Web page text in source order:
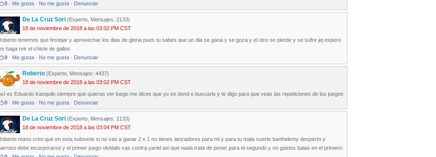
0 · Me gusta · No me gusta · Denunciar
De La Cruz Sori (Experto, Mensajes: 2133)
18 de noviembre de 2018 a las 03:02 PM CST
tenemos que festejar y aprovechar los dias de gloria pues tu sabes que un dia se gana y se goza y el otro se pierde y se sufre jej espero
haga reir el chiste de gallos
0 · Me gusta · No me gusta · Denunciar
Roberto (Experto, Mensajes: 4437)
18 de noviembre de 2018 a las 03:02 PM CST
es Eduardo tranquilo siempre que quieras ver luego me dices que yo se dond e buscarlo y te digo para que veas las repeticiones de los juegos
0 · Me gusta · No me gusta · Denunciar
De La Cruz Sori (Experto, Mensajes: 2133)
18 de noviembre de 2018 a las 03:04 PM CST
mano creo que en esta subserie si no vas a ganar 2 x 1 no tienes lanzadores para mi y para tu mala suerte barthelemy desperto y
debe incorporarse y el primer juego olvidalo vas contra yariel asi que nada trata de poner para el segundo y no gastes balas en el primero